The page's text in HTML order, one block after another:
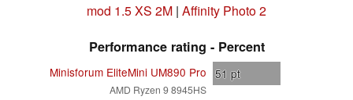
mod 1.5 XS 2M | Affinity Photo 2
Performance rating - Percent
Minisforum EliteMini UM890 Pro
AMD Ryzen 9 8945HS
51 pt